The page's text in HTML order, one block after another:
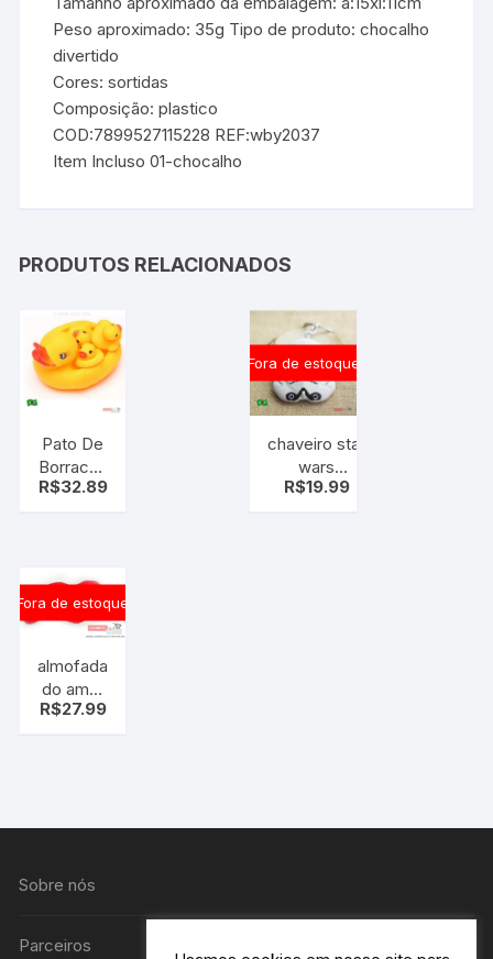
Peso aproximado: 35g Tipo de produto: chocalho
divertido
Cores: sortidas
Composição: plastico
COD:7899527115228 REF:wby2037
Item Incluso 01-chocalho
PRODUTOS RELACIONADOS
Pato De
Borracha
Para
emitem
som
R$32.89
Fora de estoque
chaveiro star
wars
stormtrooper
R$19.99
Fora de estoque
almofada
do amor
Coração
Mãos
R$27.99
Sobre nós
Parceiros